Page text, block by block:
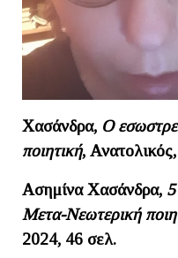
Χασάνδρα, Ο
ποιητική,
Ασημίνα Χασάνδρα,
Μετα-Νεωτερική
2024, 46 σελ.